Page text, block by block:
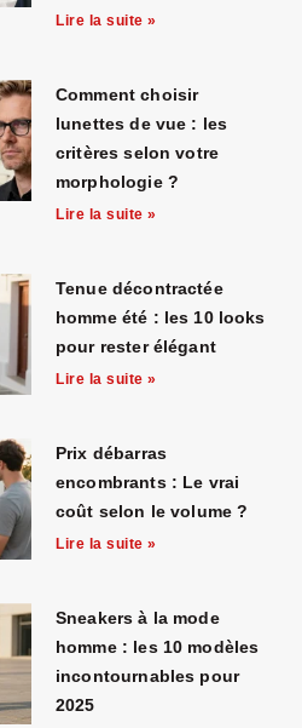
Lire la suite »
Comment choisir
lunettes de vue : les
critères selon votre
morphologie ?
Lire la suite »
Tenue décontractée
homme été : les 10 looks
pour rester élégant
Lire la suite »
Prix débarras
encombrants : Le vrai
coût selon le volume ?
Lire la suite »
Sneakers à la mode
homme : les 10 modèles
incontournables pour
2025